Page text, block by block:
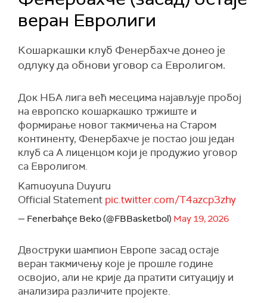
веран Евролиги
Кошаркашки клуб Фенербахче донео је
одлуку да обнови уговор са Евролигом.
Док НБА лига већ месецима најављује пробој
на европско кошаркашко тржиште и
формирање новог такмичења на Старом
континенту, Фенербахче је постао још један
клуб са А лиценцом који је продужио уговор
са Евролигом.
Kamuoyuna Duyuru
Official Statement pic.twitter.com/T4azcp3zhy
— Fenerbahçe Beko (@FBBasketbol) May 19, 2026
Двоструки шампион Европе засад остаје
веран такмичењу које је прошле године
освојио, али не крије да пратити ситуацију и
анализира различите пројекте.